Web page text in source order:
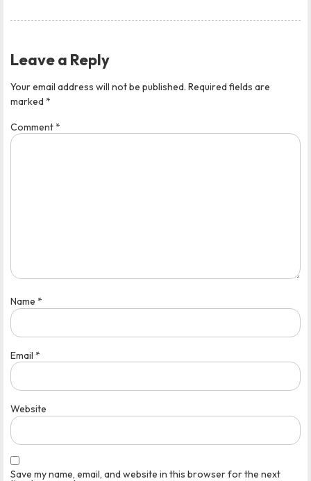
Leave a Reply
Your email address will not be published. Required fields are
marked *
Comment*
Name *
Email *
Website
Save my name, email, and website in this browser for the next